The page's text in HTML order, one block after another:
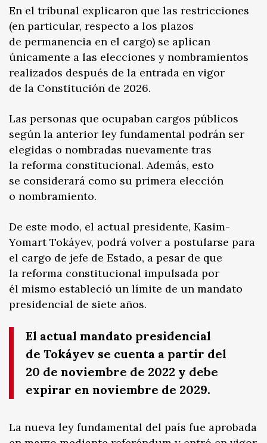
En el tribunal explicaron que las restricciones
(en particular, respecto a los plazos
de permanencia en el cargo) se aplican
únicamente a las elecciones y nombramientos
realizados después de la entrada en vigor
de la Constitución de 2026.
Las personas que ocupaban cargos públicos
según la anterior ley fundamental podrán ser
elegidas o nombradas nuevamente tras
la reforma constitucional. Además, esto
se considerará como su primera elección
o nombramiento.
De este modo, el actual presidente, Kasim-
Yomart Tokáyev, podrá volver a postularse para
el cargo de jefe de Estado, a pesar de que
la reforma constitucional impulsada por
él mismo estableció un límite de un mandato
presidencial de siete años.
El actual mandato presidencial
de Tokáyev se cuenta a partir del
20 de noviembre de 2022 y debe
expirar en noviembre de 2029.
La nueva ley fundamental del país fue aprobada